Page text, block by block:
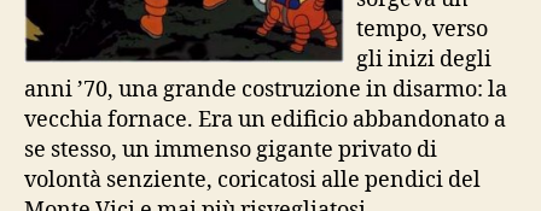
tempo, verso
gli inizi degli
anni ’70, una grande costruzione in disarmo: la
vecchia fornace. Era un edificio abbandonato a
se stesso, un immenso gigante privato di
volontà senziente, coricatosi alle pendici del